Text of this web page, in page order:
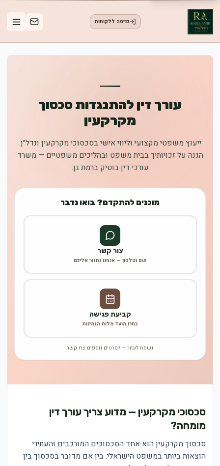
כניסה ללקוחות
עורך דין להתנגדות סכסוך
מקרקעין
ייעוץ משפטי מקצועי וליווי אישי בסכסוכי מקרקעין ונדל״ן.
הגנה על זכויותיך בבית משפט ובהליכים משפטיים — משרד
עורכי דין בוטיק ברמת גן.
מוכנים להתקדם? בואו נדבר
צור קשר
שם וטלפון — אנחנו נחזור אליכם
קביעת פגישה
בחרו מועד מלוח הזמינות
נשמח לעזור — לפרטים נוספים צרו קשר
סכסוכי מקרקעין — מדוע צריך עורך דין
מומחה?
סכסוך מקרקעין הוא אחד הסכסוכים המורכבים והעתירי
הוצאות ביותר במשפט הישראלי. בין אם מדובר בסכסוך בין